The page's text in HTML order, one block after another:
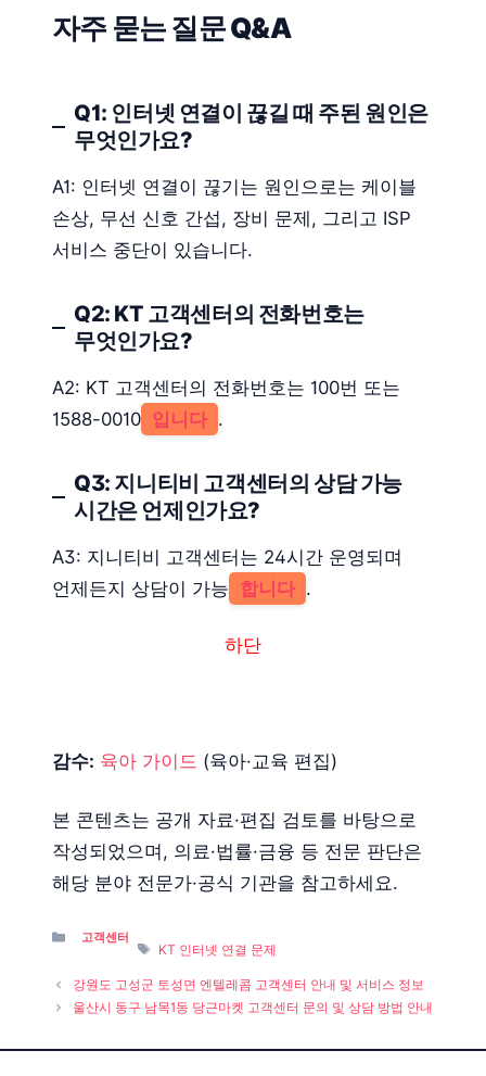
자주 묻는 질문 Q&A
Q1: 인터넷 연결이 끊길 때 주된 원인은
무엇인가요?
A1: 인터넷 연결이 끊기는 원인으로는 케이블
손상, 무선 신호 간섭, 장비 문제, 그리고 ISP
서비스 중단이 있습니다.
Q2: KT 고객센터의 전화번호는
무엇인가요?
A2: KT 고객센터의 전화번호는 100번 또는
1588-0010 입니다 .
Q3: 지니티비 고객센터의 상담 가능
시간은 언제인가요?
A3: 지니티비 고객센터는 24시간 운영되며
언제든지 상담이 가능 합니다 .
하단
감수: 육아 가이드 (육아·교육 편집)
본 콘텐츠는 공개 자료·편집 검토를 바탕으로
작성되었으며, 의료·법률·금융 등 전문 판단은
해당 분야 전문가·공식 기관을 참고하세요.
Categories
고객센터
Tags
KT 인터넷 연결 문제
강원도 고성군 토성면 엔텔레콤 고객센터 안내 및 서비스 정보
울산시 동구 남목1동 당근마켓 고객센터 문의 및 상담 방법 안내